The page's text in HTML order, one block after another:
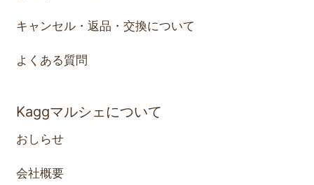
キャンセル・返品・交換について
よくある質問
Kaggマルシェについて
おしらせ
会社概要